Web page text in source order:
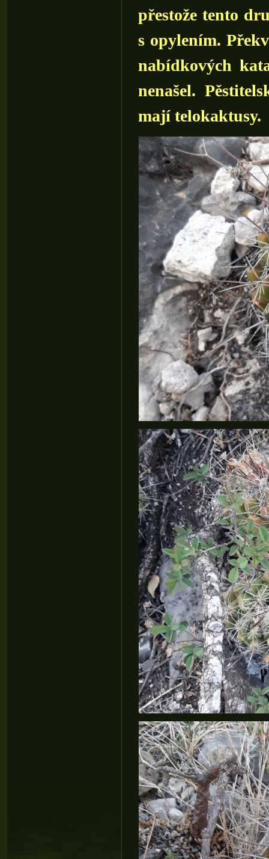
přestože tento
s opylením.
nabídkových
nenašel.
mají telokaktusy.